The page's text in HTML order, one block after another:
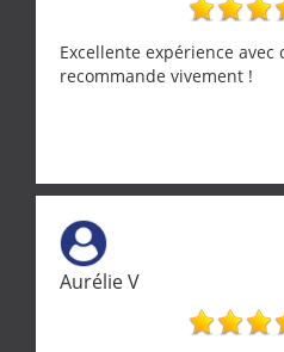
Excellente expérience avec
recommande vivement !
Aurélie V